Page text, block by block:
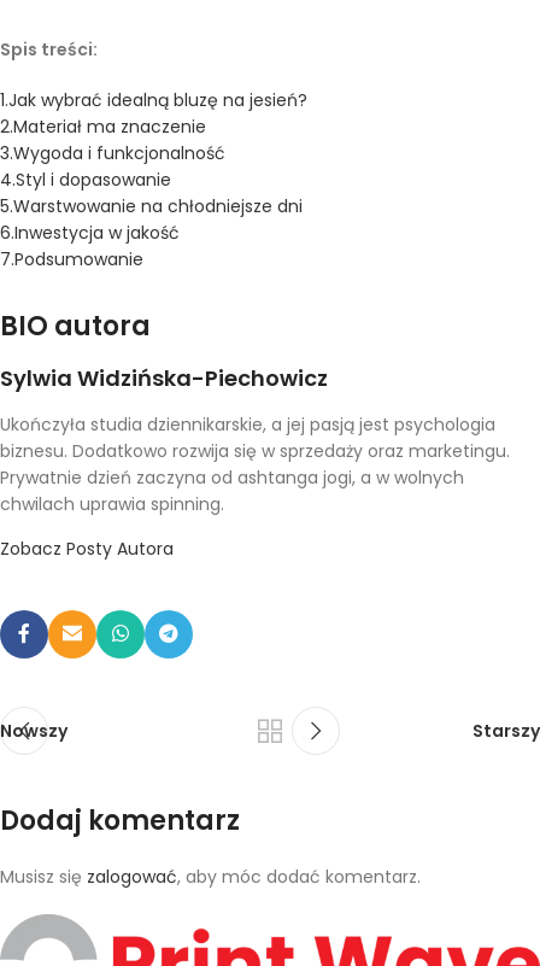
Spis treści:
1.Jak wybrać idealną bluzę na jesień?
2.Materiał ma znaczenie
3.Wygoda i funkcjonalność
4.Styl i dopasowanie
5.Warstwowanie na chłodniejsze dni
6.Inwestycja w jakość
7.Podsumowanie
BIO autora
Sylwia Widzińska-Piechowicz
Ukończyła studia dziennikarskie, a jej pasją jest psychologia
biznesu. Dodatkowo rozwija się w sprzedaży oraz marketingu.
Prywatnie dzień zaczyna od ashtanga jogi, a w wolnych
chwilach uprawia spinning.
Zobacz Posty Autora
Nowszy Starszy
Dodaj komentarz
Musisz się zalogować, aby móc dodać komentarz.